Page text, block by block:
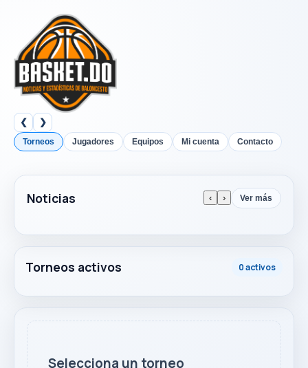
❮ ❯
Torneos Jugadores Equipos Mi cuenta Contacto
Noticias ‹ › Ver más
Torneos activos 0 activos
Selecciona un torneo